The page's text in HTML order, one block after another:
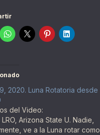
2020. Luna Rotatoria desde
del Video:
LRO, Arizona State U. Nadie,
ve a la Luna rotar como